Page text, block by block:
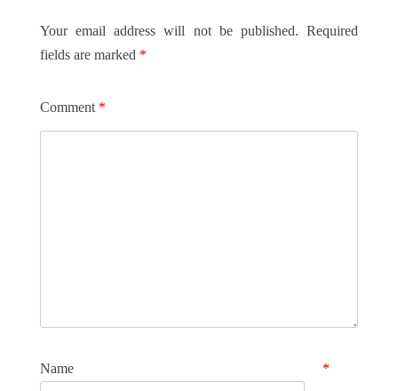
Your email address will not be published.
Required
fields are marked *
Comment *
Name *